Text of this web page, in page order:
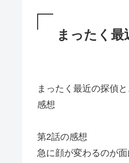
まったく最
まったく最近の探偵
感想
第2話の感想
急に顔が変わるのが面